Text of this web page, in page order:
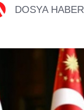
DOSYA HABER